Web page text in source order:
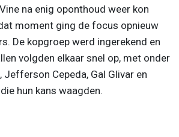
na enig oponthoud weer kon
moment ging de focus opnieuw
De kopgroep werd ingerekend en
volgden elkaar snel op, met onder
Jefferson Cepeda, Gal Glivar en
hun kans waagden.